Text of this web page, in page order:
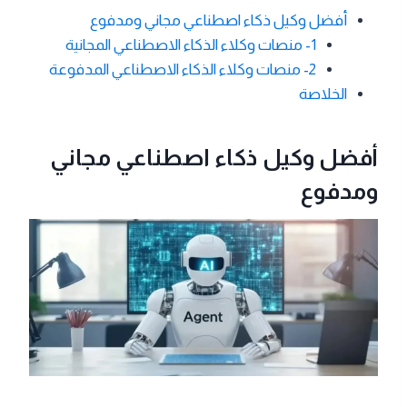
أفضل وكيل ذكاء اصطناعي مجاني ومدفوع
1- منصات وكلاء الذكاء الاصطناعي المجانية
2- منصات وكلاء الذكاء الاصطناعي المدفوعة
الخلاصة
أفضل وكيل ذكاء اصطناعي مجاني
ومدفوع